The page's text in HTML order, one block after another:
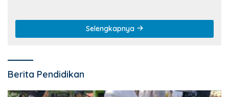
Selengkapnya
Berita Pendidikan